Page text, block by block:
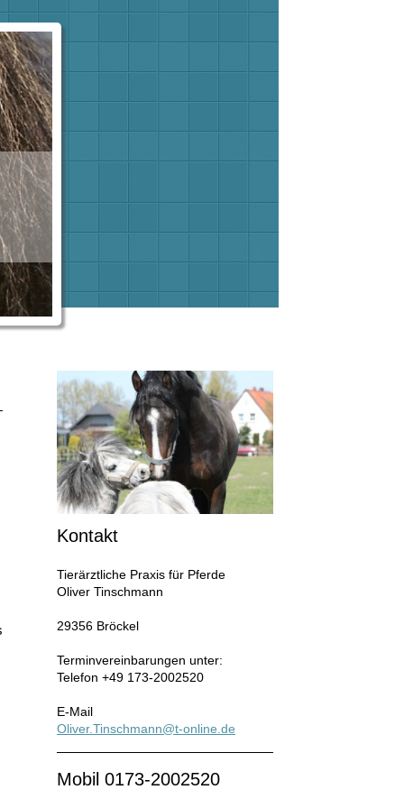
Kontakt
Tierärztliche Praxis für Pferde
Oliver Tinschmann
29356 Bröckel
Terminvereinbarungen unter:
Telefon +49 173-2002520
E-Mail
Oliver.Tinschmann@t-online.de
Mobil 0173-2002520